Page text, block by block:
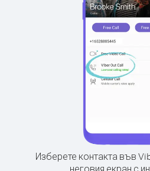
Изберете контакта във
неговия екран с